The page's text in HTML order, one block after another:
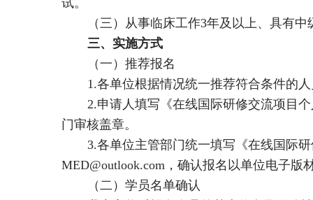
试。
（三）从事临床工作3年及以上、具有
三、实施方式
（一）推荐报名
1.各单位根据情况统一推荐符合条件的
2.申请人填写《在线国际研修交流项目
门审核盖章。
3.各单位主管部门统一填写《在线国际
MED@outlook.com ，确认报名以单位电子版
（二）学员名单确认